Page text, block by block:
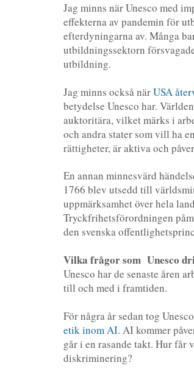
Jag minns när Unesco med
effekterna av pandemin för
efterdyningarna av. Många
utbildningssektorn
utbildning.
Jag minns också närUSA
betydelse Unesco har.
auktoritära, vilket märks i
och andra stater som vill ha
rättigheter, är aktiva och
En annan minnesvärd
1766 blev utsedd till
uppmärksamhet över hela
Tryckfrihetsförordningen
den svenska
Vilka frågor som Unesco
Unesco har de senaste åren
till och med i framtiden.
För några år sedan tog
etik inom AI. AI kommer
går i en rasande takt. Hur
diskriminering?